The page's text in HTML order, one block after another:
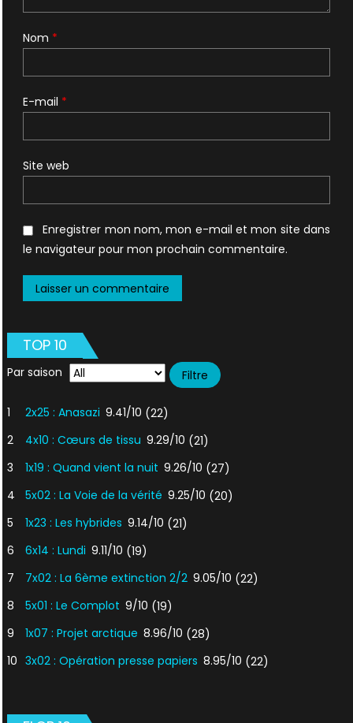
Nom *
E-mail *
Site web
Enregistrer mon nom, mon e-mail et mon site dans
le navigateur pour mon prochain commentaire.
TOP 10
Par saison
1 2x25 : Anasazi 9.41/10 (22)
2
4x10 : Cœurs de tissu 9.29/10 (21)
3
1x19 : Quand vient la nuit 9.26/10 (27)
4
5x02 : La Voie de la vérité 9.25/10 (20)
5
1x23 : Les hybrides 9.14/10 (21)
6
6x14 : Lundi 9.11/10 (19)
7
7x02 : La 6ème extinction 2/2 9.05/10 (22)
8
5x01 : Le Complot 9/10 (19)
9
1x07 : Projet arctique 8.96/10 (28)
10 3x02 : Opération presse papiers 8.95/10 (22)